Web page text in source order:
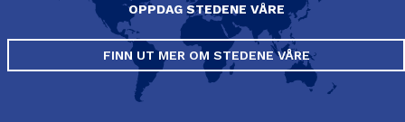
OPPDAG STEDENE VÅRE
FINN UT MER OM STEDENE VÅRE